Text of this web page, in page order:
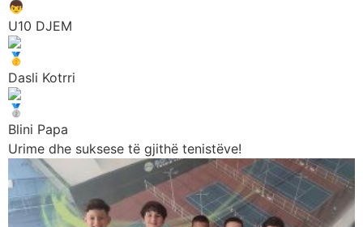
U10 DJEM
Dasli Kotrri
Blini Papa
Urime dhe suksese të gjithë tenistëve!